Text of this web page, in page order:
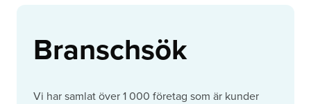
Branschsök
Vi har samlat över 1 000 företag som är kunder